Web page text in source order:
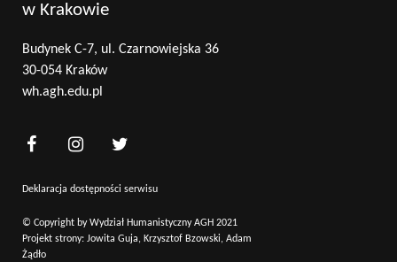
w Krakowie
Budynek C-7, ul. Czarnowiejska 36
30-054 Kraków
wh.agh.edu.pl
Deklaracja dostępności serwisu
© Copyright by Wydział Humanistyczny AGH 2021
Projekt strony: Jowita Guja, Krzysztof Bzowski, Adam
Żądło